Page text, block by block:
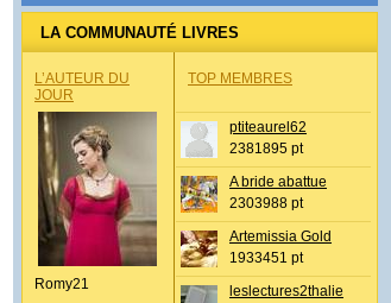
LA COMMUNAUTÉ LIVRES
L’AUTEUR DU
JOUR
Romy21
TOP MEMBRES
ptiteaurel62
2381895 pt
A bride abattue
2303988 pt
Artemissia Gold
1933451 pt
leslectures2thalie